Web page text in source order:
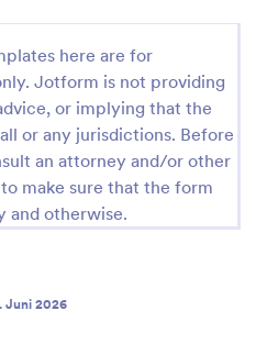
here are for
Jotform is not providing
or implying that the
or any jurisdictions. Before
an attorney and/or other
make sure that the form
and otherwise.
Juni 2026